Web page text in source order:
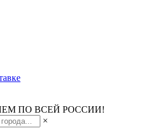
ПО ВСЕЙ РОССИИ!
×